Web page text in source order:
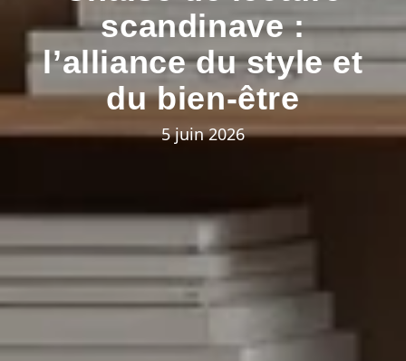
scandinave :
l’alliance du style et
du bien-être
5 juin 2026